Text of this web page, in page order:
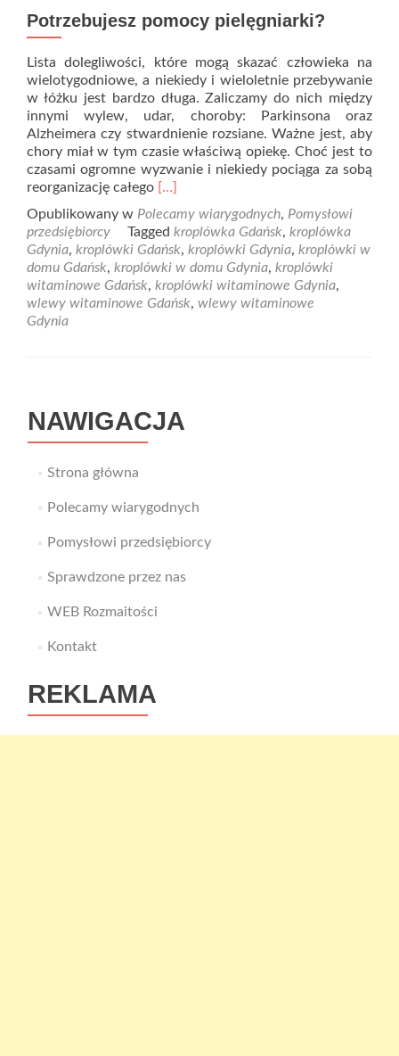
Potrzebujesz pomocy pielęgniarki?
Lista dolegliwości, które mogą skazać człowieka na
wielotygodniowe, a niekiedy i wieloletnie przebywanie
w łóżku jest bardzo długa. Zaliczamy do nich między
innymi wylew, udar, choroby: Parkinsona oraz
Alzheimera czy stwardnienie rozsiane. Ważne jest, aby
chory miał w tym czasie właściwą opiekę. Choć jest to
czasami ogromne wyzwanie i niekiedy pociąga za sobą
reorganizację całego Read
about
Potrzebujesz
pomocy
pielęgniarki?
[…]
Opublikowany w Polecamy wiarygodnych, Pomysłowi
przedsiębiorcy
Tagged kroplówka Gdańsk, kroplówka
Gdynia, kroplówki Gdańsk, kroplówki Gdynia, kroplówki w
domu Gdańsk, kroplówki w domu Gdynia, kroplówki
witaminowe Gdańsk, kroplówki witaminowe Gdynia,
wlewy witaminowe Gdańsk, wlewy witaminowe
Gdynia
NAWIGACJA
Strona główna
Polecamy wiarygodnych
Pomysłowi przedsiębiorcy
Sprawdzone przez nas
WEB Rozmaitości
Kontakt
REKLAMA